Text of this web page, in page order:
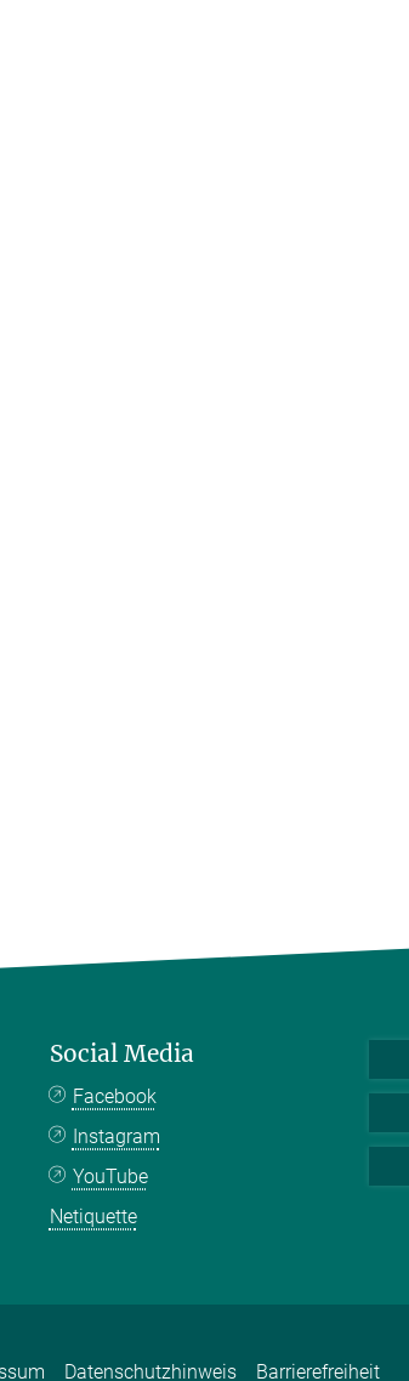
Social Media
Facebook
Instagram
YouTube
Netiquette
Datenschutzhinweis Barrierefreiheit